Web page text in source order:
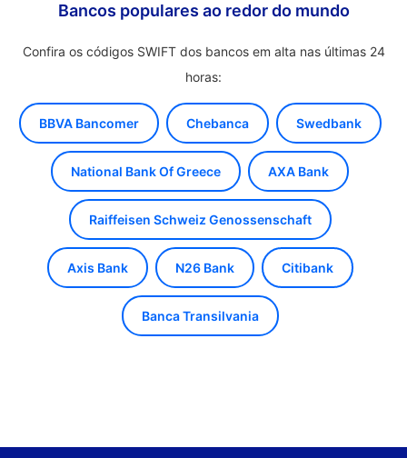
Bancos populares ao redor do mundo
Confira os códigos SWIFT dos bancos em alta nas últimas 24
horas:
BBVA Bancomer Chebanca Swedbank
National Bank Of Greece AXA Bank
Raiffeisen Schweiz Genossenschaft
Axis Bank N26 Bank Citibank
Banca Transilvania